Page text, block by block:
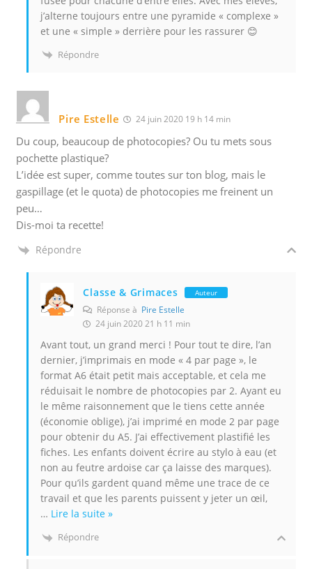
j’alterne toujours entre une pyramide « complexe »
et une « simple » derrière pour les rassurer 😊
Répondre
Pire Estelle 24 juin 2020 19 h 14 min
Du coup, beaucoup de photocopies? Ou tu mets sous
pochette plastique?
L’idée est super, comme toutes sur ton blog, mais le
gaspillage (et le quota) de photocopies me freinent un
peu…
Dis-moi ta recette!
Répondre
Classe & Grimaces Auteur
Réponse à Pire Estelle
24 juin 2020 21 h 11 min
Avant tout, un grand merci ! Pour tout te dire, l’an
dernier, j’imprimais en mode « 4 par page », le
format A6 était petit mais acceptable, et cela me
réduisait le nombre de photocopies par 2. Ayant eu
le même raisonnement que le tiens cette année
(économie oblige), j’ai imprimé en mode 2 par page
pour obtenir du A5. J’ai effectivement plastifié les
fiches. Les enfants doivent écrire au stylo à eau (et
non au feutre ardoise car ça laisse des marques).
Pour qu’ils gardent quand même une trace de ce
travail et que les parents puissent y jeter un œil,
… Lire la suite »
Répondre